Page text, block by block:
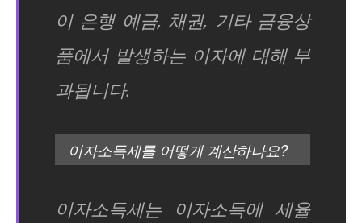
이 은행 예금, 채권, 기타 금융상
품에서 발생하는 이자에 대해 부
과됩니다.
이자소득세를 어떻게 계산하나요?
이자소득세는 이자소득에 세율